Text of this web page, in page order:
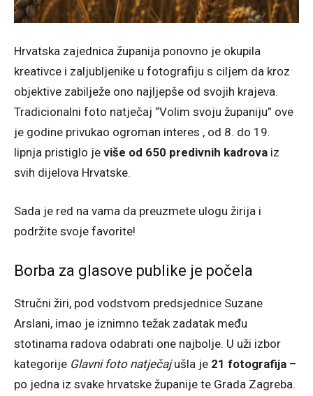
Hrvatska zajednica županija ponovno je okupila
kreativce i zaljubljenike u fotografiju s ciljem da kroz
objektive zabilježe ono najljepše od svojih krajeva.
Tradicionalni foto natječaj “Volim svoju županiju” ove
je godine privukao ogroman interes , od 8. do 19.
lipnja pristiglo je više od 650 predivnih kadrova iz
svih dijelova Hrvatske.
Sada je red na vama da preuzmete ulogu žirija i
podržite svoje favorite!
Borba za glasove publike je počela
Stručni žiri, pod vodstvom predsjednice Suzane
Arslani, imao je iznimno težak zadatak među
stotinama radova odabrati one najbolje. U uži izbor
kategorije Glavni foto natječajušla je 21 fotografija –
po jedna iz svake hrvatske županije te Grada Zagreba.